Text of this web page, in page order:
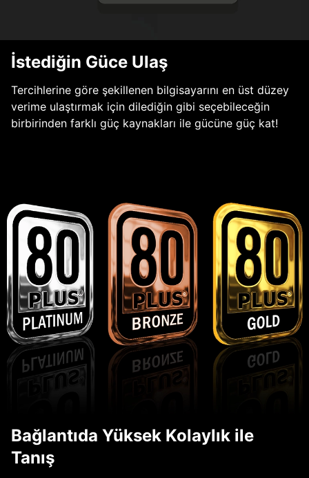
İstediğin Güce Ulaş
Tercihlerine göre şekillenen bilgisayarını en üst düzey
verime ulaştırmak için dilediğin gibi seçebileceğin
birbirinden farklı güç kaynakları ile gücüne güç kat!
Bağlantıda Yüksek Kolaylık ile
Tanış